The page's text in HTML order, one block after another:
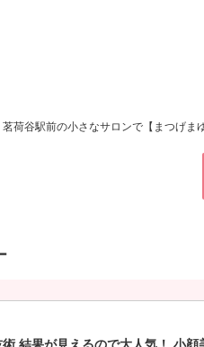
茗荷谷駅前の小さなサロンで【まつげま